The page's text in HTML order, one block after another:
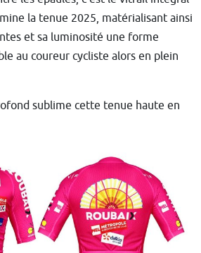
la tenue 2025, matérialisant ainsi
et sa luminosité une forme
au coureur cycliste alors en plein
sublime cette tenue haute en